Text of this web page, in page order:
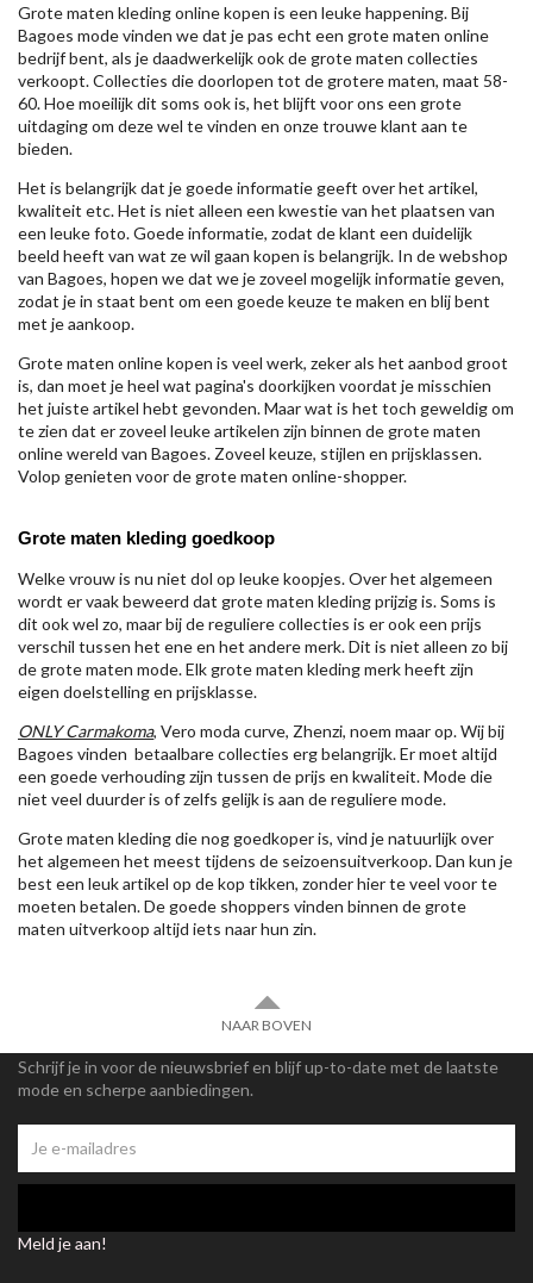
Grote maten kleding online kopen is een leuke happening. Bij
Bagoes mode vinden we dat je pas echt een grote maten online
bedrijf bent, als je daadwerkelijk ook de grote maten collecties
verkoopt. Collecties die doorlopen tot de grotere maten, maat 58-
60. Hoe moeilijk dit soms ook is, het blijft voor ons een grote
uitdaging om deze wel te vinden en onze trouwe klant aan te
bieden.
Het is belangrijk dat je goede informatie geeft over het artikel,
kwaliteit etc. Het is niet alleen een kwestie van het plaatsen van
een leuke foto. Goede informatie, zodat de klant een duidelijk
beeld heeft van wat ze wil gaan kopen is belangrijk. In de webshop
van Bagoes, hopen we dat we je zoveel mogelijk informatie geven,
zodat je in staat bent om een goede keuze te maken en blij bent
met je aankoop.
Grote maten online kopen is veel werk, zeker als het aanbod groot
is, dan moet je heel wat pagina's doorkijken voordat je misschien
het juiste artikel hebt gevonden. Maar wat is het toch geweldig om
te zien dat er zoveel leuke artikelen zijn binnen de grote maten
online wereld van Bagoes. Zoveel keuze, stijlen en prijsklassen.
Volop genieten voor de grote maten online-shopper.
Grote maten kleding goedkoop
Welke vrouw is nu niet dol op leuke koopjes. Over het algemeen
wordt er vaak beweerd dat grote maten kleding prijzig is. Soms is
dit ook wel zo, maar bij de reguliere collecties is er ook een prijs
verschil tussen het ene en het andere merk. Dit is niet alleen zo bij
de grote maten mode. Elk grote maten kleding merk heeft zijn
eigen doelstelling en prijsklasse.
ONLY Carmakoma, Vero moda curve, Zhenzi, noem maar op. Wij bij
Bagoes vinden betaalbare collecties erg belangrijk. Er moet altijd
een goede verhouding zijn tussen de prijs en kwaliteit. Mode die
niet veel duurder is of zelfs gelijk is aan de reguliere mode.
Grote maten kleding die nog goedkoper is, vind je natuurlijk over
het algemeen het meest tijdens de seizoensuitverkoop. Dan kun je
best een leuk artikel op de kop tikken, zonder hier te veel voor te
moeten betalen. De goede shoppers vinden binnen de grote
maten uitverkoop altijd iets naar hun zin.
NAAR BOVEN
Schrijf je in voor de nieuwsbrief en blijf up-to-date met de laatste
mode en scherpe aanbiedingen.
Meld je aan!